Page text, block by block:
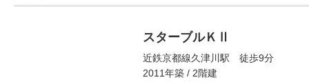
スターブルＫⅡ
近鉄京都線久津川駅 徒歩9分
2011年築 / 2階建